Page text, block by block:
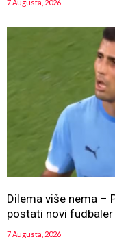
7 Augusta, 2026
Dilema više nema –
postati novi fudbaler
7 Augusta, 2026